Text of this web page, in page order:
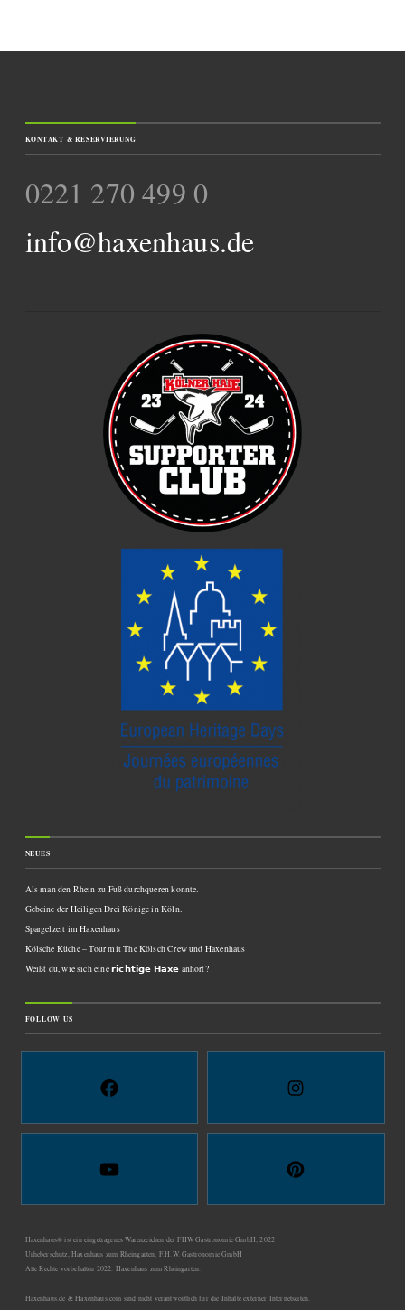
KONTAKT & RESERVIERUNG
0221 270 499 0
info@haxenhaus.de
NEUES
Als man den Rhein zu Fuß durchqueren konnte.
Gebeine der Heiligen Drei Könige in Köln.
Spargelzeit im Haxenhaus
Kölsche Küche – Tour mit The Kölsch Crew und Haxenhaus
Weißt du, wie sich eine 𝗿𝗶𝗰𝗵𝘁𝗶𝗴𝗲 𝗛𝗮𝘅𝗲 anhört?
FOLLOW US
Haxenhaus® ist ein eingetragenes Warenzeichen der FHW Gastronomie GmbH, 2022
Urheberschutz, Haxenhaus zum Rheingarten, F.H.W. Gastronomie GmbH
Alle Rechte vorbehalten 2022. Haxenhaus zum Rheingarten.
Haxenhaus.de & Haxenhaus.com sind nicht verantwortlich für die Inhalte externer Internetseiten.